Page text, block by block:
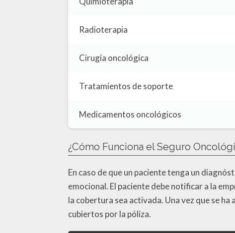
Radioterapia
Cirugía oncológica
Tratamientos de soporte
Medicamentos oncológicos
¿Cómo Funciona el Seguro
En caso de que un paciente tenga un
emocional. El paciente debe notificar a la
la cobertura sea activada. Una vez que se
cubiertos por la póliza.